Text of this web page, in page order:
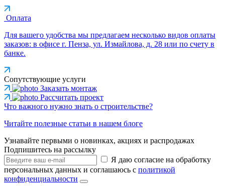
Оплата
Для вашего удобства мы предлагаем несколько видов оплаты
заказов: в офисе г. Пенза, ул. Измайлова, д. 28 или по счету в
банке.
Сопутствующие услуги
Заказать монтаж
Рассчитать проект
Что важного нужно знать о строительстве?
Читайте полезные статьи в нашем блоге
Узнавайте первыми о новинках, акциях и распродажах
Подпишитесь на рассылку
Я даю согласие на обработку
персональных данных и соглашаюсь с политикой
конфиденциальности